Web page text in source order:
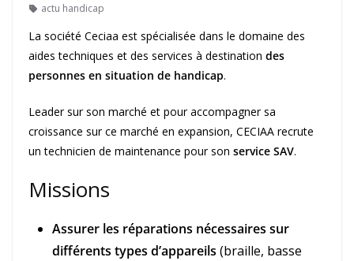
actu handicap
La société Ceciaa est spécialisée dans le domaine des
aides techniques et des services à destination des
personnes en situation de handicap.
Leader sur son marché et pour accompagner sa
croissance sur ce marché en expansion, CECIAA recrute
un technicien de maintenance pour son service SAV.
Missions
Assurer les réparations nécessaires sur
différents types d’appareils (braille, basse